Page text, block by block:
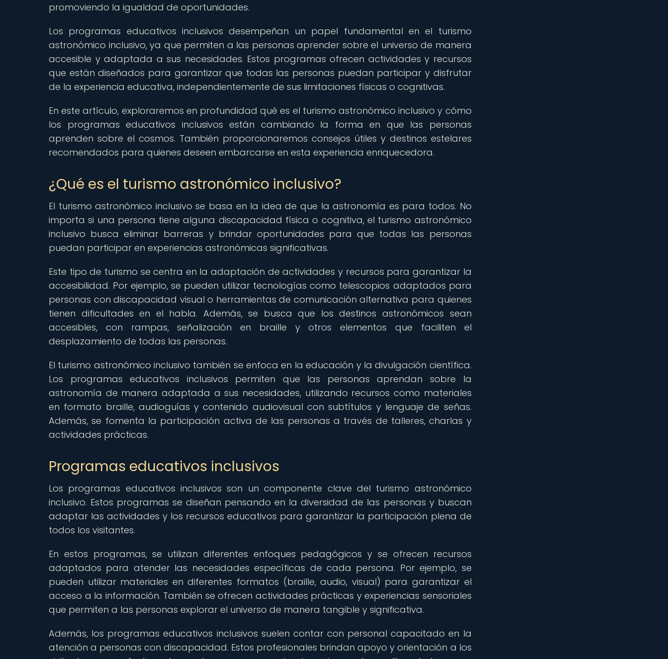
promoviendo la igualdad de oportunidades.
Los programas educativos inclusivos desempeñan un papel fundamental en el turismo
astronómico inclusivo, ya que permiten a las personas aprender sobre el universo de manera
accesible y adaptada a sus necesidades. Estos programas ofrecen actividades y recursos
que están diseñados para garantizar que todas las personas puedan participar y disfrutar
de la experiencia educativa, independientemente de sus limitaciones físicas o cognitivas.
En este artículo, exploraremos en profundidad qué es el turismo astronómico inclusivo y cómo
los programas educativos inclusivos están cambiando la forma en que las personas
aprenden sobre el cosmos. También proporcionaremos consejos útiles y destinos estelares
recomendados para quienes deseen embarcarse en esta experiencia enriquecedora.
¿Qué es el turismo astronómico inclusivo?
El turismo astronómico inclusivo se basa en la idea de que la astronomía es para todos. No
importa si una persona tiene alguna discapacidad física o cognitiva, el turismo astronómico
inclusivo busca eliminar barreras y brindar oportunidades para que todas las personas
puedan participar en experiencias astronómicas significativas.
Este tipo de turismo se centra en la adaptación de actividades y recursos para garantizar la
accesibilidad. Por ejemplo, se pueden utilizar tecnologías como telescopios adaptados para
personas con discapacidad visual o herramientas de comunicación alternativa para quienes
tienen dificultades en el habla. Además, se busca que los destinos astronómicos sean
accesibles, con rampas, señalización en braille y otros elementos que faciliten el
desplazamiento de todas las personas.
El turismo astronómico inclusivo también se enfoca en la educación y la divulgación científica.
Los programas educativos inclusivos permiten que las personas aprendan sobre la
astronomía de manera adaptada a sus necesidades, utilizando recursos como materiales
en formato braille, audioguías y contenido audiovisual con subtítulos y lenguaje de señas.
Además, se fomenta la participación activa de las personas a través de talleres, charlas y
actividades prácticas.
Programas educativos inclusivos
Los programas educativos inclusivos son un componente clave del turismo astronómico
inclusivo. Estos programas se diseñan pensando en la diversidad de las personas y buscan
adaptar las actividades y los recursos educativos para garantizar la participación plena de
todos los visitantes.
En estos programas, se utilizan diferentes enfoques pedagógicos y se ofrecen recursos
adaptados para atender las necesidades específicas de cada persona. Por ejemplo, se
pueden utilizar materiales en diferentes formatos (braille, audio, visual) para garantizar el
acceso a la información. También se ofrecen actividades prácticas y experiencias sensoriales
que permiten a las personas explorar el universo de manera tangible y significativa.
Además, los programas educativos inclusivos suelen contar con personal capacitado en la
atención a personas con discapacidad. Estos profesionales brindan apoyo y orientación a los